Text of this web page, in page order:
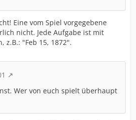
Eine vom Spiel vorgegebene
nicht. Jede Aufgabe ist mit
z.B.: "Feb 15, 1872".
Wer von euch spielt überhaupt